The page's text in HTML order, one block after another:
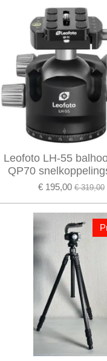
Leofoto LH-55
QP70
€ 195,00 € 319,00